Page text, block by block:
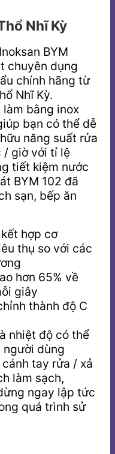
Nhĩ Kỳ
BYM
chuyên dụng
chính hãng từ
Nhĩ Kỳ.
bằng inox
bạn có thể dễ
năng suất rửa
/ giờ với tỉ lệ
tiết kiệm nước
BYM 102 đã
sạn, bếp ăn
hợp cơ
thụ so với các
hơn 65% về
giây
thành độ C
nhiệt độ có thể
người dùng
tay rửa / xả
làm sạch,
ngay lập tức
quá trình sử